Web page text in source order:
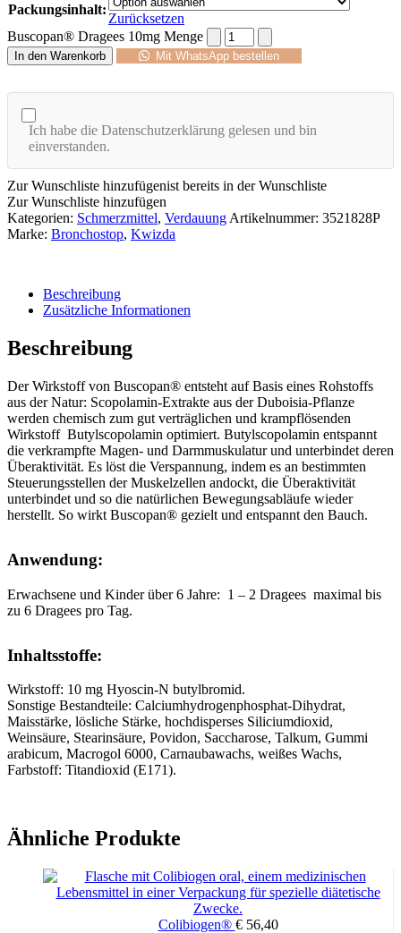
Packungsinhalt:
Zurücksetzen
Buscopan® Dragees 10mg Menge
In den Warenkorb Mit WhatsApp bestellen
Ich habe die Datenschutzerklärung gelesen und bin
einverstanden.
Zur Wunschliste hinzufügenist bereits in der Wunschliste
Zur Wunschliste hinzufügen
Kategorien: Schmerzmittel, Verdauung Artikelnummer: 3521828P
Marke: Bronchostop, Kwizda
Beschreibung
Zusätzliche Informationen
Beschreibung
Der Wirkstoff von Buscopan® entsteht auf Basis eines Rohstoffs
aus der Natur: Scopolamin-Extrakte aus der Duboisia-Pflanze
werden chemisch zum gut verträglichen und krampflösenden
Wirkstoff Butylscopolamin optimiert. Butylscopolamin entspannt
die verkrampfte Magen- und Darmmuskulatur und unterbindet deren
Überaktivität. Es löst die Verspannung, indem es an bestimmten
Steuerungsstellen der Muskelzellen andockt, die Überaktivität
unterbindet und so die natürlichen Bewegungsabläufe wieder
herstellt. So wirkt Buscopan® gezielt und entspannt den Bauch.
Anwendung:
Erwachsene und Kinder über 6 Jahre: 1 – 2 Dragees maximal bis
zu 6 Dragees pro Tag.
Inhaltsstoffe:
Wirkstoff: 10 mg Hyoscin-N butylbromid.
Sonstige Bestandteile: Calciumhydrogenphosphat-Dihydrat,
Maisstärke, lösliche Stärke, hochdisperses Siliciumdioxid,
Weinsäure, Stearinsäure, Povidon, Saccharose, Talkum, Gummi
arabicum, Macrogol 6000, Carnaubawachs, weißes Wachs,
Farbstoff: Titandioxid (E171).
Zugelassenes Arzneimittel: Zu Risiken und Nebenwirkungen lesen
Sie die Packungsbeilage und fragen Sie Ihren Arzt oder Apotheker.
Die angegebene empfohlene Tagesdosis nicht überschreiten. Für
Kinder unerreichbar aufbewahren.
Ähnliche Produkte
Colibiogen® €56,40